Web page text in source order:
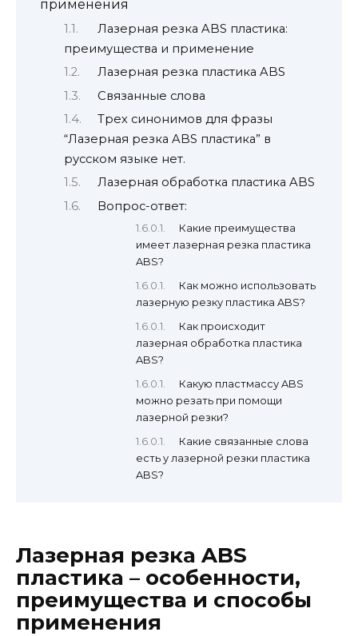
применения
Лазерная резка ABS пластика:
преимущества и применение
Лазерная резка пластика ABS
Связанные слова
Трех синонимов для фразы
“Лазерная резка ABS пластика” в
русском языке нет.
Лазерная обработка пластика ABS
Вопрос-ответ:
Какие преимущества
имеет лазерная резка пластика
ABS?
Как можно использовать
лазерную резку пластика ABS?
Как происходит
лазерная обработка пластика
ABS?
Какую пластмассу ABS
можно резать при помощи
лазерной резки?
Какие связанные слова
есть у лазерной резки пластика
ABS?
Лазерная резка ABS
пластика – особенности,
преимущества и способы
применения